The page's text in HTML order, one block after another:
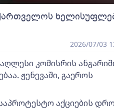
2026/07/03
კომისრის
ჟენევაში, გაეროს
აქციების